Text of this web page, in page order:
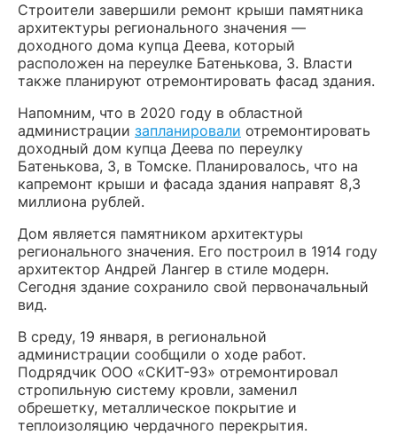
Строители завершили ремонт крыши памятника
архитектуры регионального значения —
доходного дома купца Деева, который
расположен на переулке Батенькова, 3. Власти
также планируют отремонтировать фасад здания.
Напомним, что в 2020 году в областной
администрации запланировали отремонтировать
доходный дом купца Деева по переулку
Батенькова, 3, в Томске. Планировалось, что на
капремонт крыши и фасада здания направят 8,3
миллиона рублей.
Дом является памятником архитектуры
регионального значения. Его построил в 1914 году
архитектор Андрей Лангер в стиле модерн.
Сегодня здание сохранило свой первоначальный
вид.
В среду, 19 января, в региональной
администрации сообщили о ходе работ.
Подрядчик ООО «СКИТ-93» отремонтировал
стропильную систему кровли, заменил
обрешетку, металлическое покрытие и
теплоизоляцию чердачного перекрытия.